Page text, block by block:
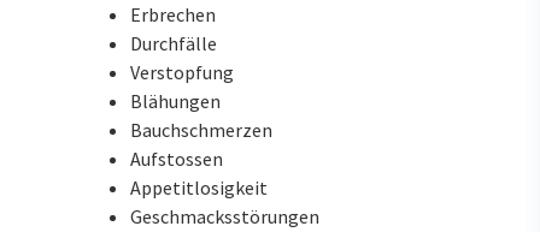
Erbrechen
Durchfälle
Verstopfung
Blähungen
Bauchschmerzen
Aufstossen
Appetitlosigkeit
Geschmacksstörungen